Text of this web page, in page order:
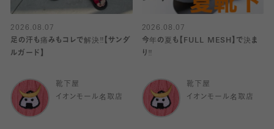
2026.08.07
足の汗も痛みもコレで解決‼️【サンダ
ルガード】
靴下屋
イオンモール名取店
2026.08.07
今年の夏も【FULL MESH】で決ま
り️‼️
靴下屋
イオンモール名取店